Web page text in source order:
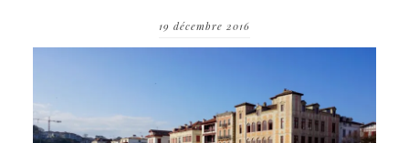
19 décembre 2016